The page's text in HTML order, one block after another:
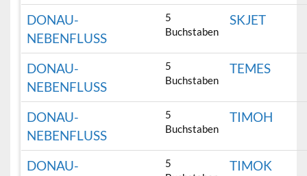
DONAU-
NEBENFLUSS
5
Buchstaben
SKJET
DONAU-
NEBENFLUSS
5
Buchstaben
TEMES
DONAU-
NEBENFLUSS
5
Buchstaben
TIMOH
DONAU-
5
TIMOK